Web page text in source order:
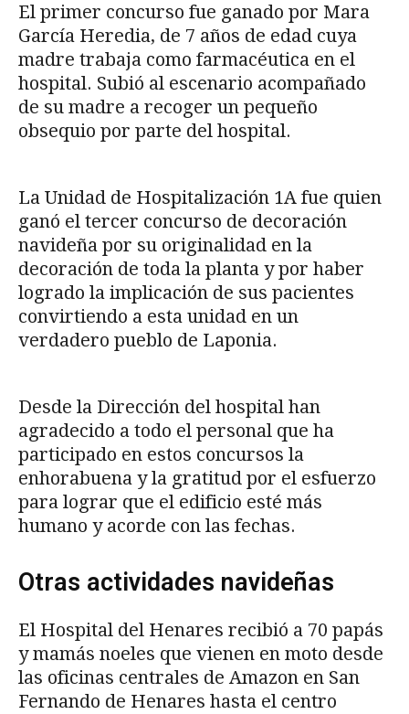
El primer concurso fue ganado por Mara
García Heredia, de 7 años de edad cuya
madre trabaja como farmacéutica en el
hospital. Subió al escenario acompañado
de su madre a recoger un pequeño
obsequio por parte del hospital.
La Unidad de Hospitalización 1A fue quien
ganó el tercer concurso de decoración
navideña por su originalidad en la
decoración de toda la planta y por haber
logrado la implicación de sus pacientes
convirtiendo a esta unidad en un
verdadero pueblo de Laponia.
Desde la Dirección del hospital han
agradecido a todo el personal que ha
participado en estos concursos la
enhorabuena y la gratitud por el esfuerzo
para lograr que el edificio esté más
humano y acorde con las fechas.
Otras actividades navideñas
El Hospital del Henares recibió a 70 papás
y mamás noeles que vienen en moto desde
las oficinas centrales de Amazon en San
Fernando de Henares hasta el centro